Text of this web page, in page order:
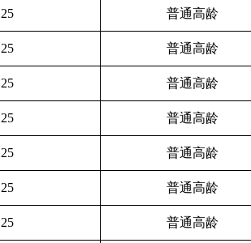
25 普通高龄
25 普通高龄
25 普通高龄
25 普通高龄
25 普通高龄
25 普通高龄
25 普通高龄